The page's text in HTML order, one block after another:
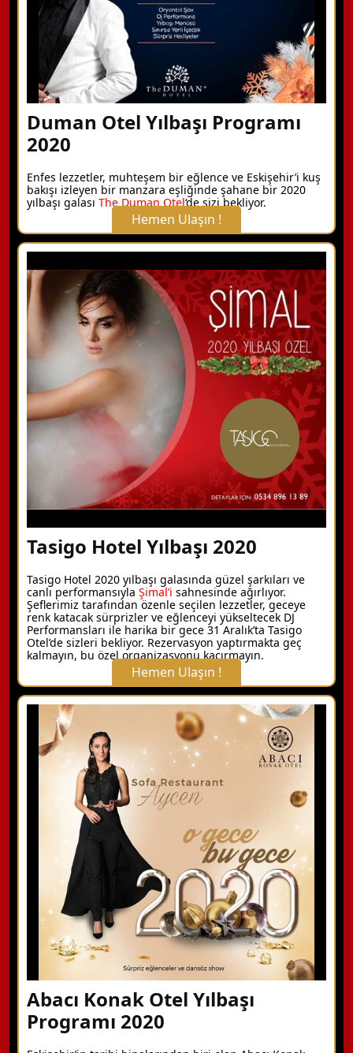
Duman Otel Yılbaşı Programı
2020
Enfes lezzetler, muhteşem bir eğlence ve Eskişehir’i kuş
bakışı izleyen bir manzara eşliğinde şahane bir 2020
yılbaşı galası The Duman Otel‘de sizi bekliyor.
Hemen Ulaşın !
X Kapat
WhatsApp ile Bilgi Alın
Hemen Arayın
Detaylı Bilgi Alın
Tasigo Hotel Yılbaşı 2020
Tasigo Hotel 2020 yılbaşı galasında güzel şarkıları ve
canlı performansıyla Şimal’i sahnesinde ağırlıyor.
Şeflerimiz tarafından özenle seçilen lezzetler, geceye
renk katacak sürprizler ve eğlenceyi yükseltecek DJ
Performansları ile harika bir gece 31 Aralık’ta Tasigo
Otel’de sizleri bekliyor. Rezervasyon yaptırmakta geç
kalmayın, bu özel organizasyonu kaçırmayın.
Hemen Ulaşın !
X Kapat
WhatsApp ile Bilgi Alın
Hemen Arayın
Detaylı Bilgi Alın
Abacı Konak Otel Yılbaşı
Programı 2020